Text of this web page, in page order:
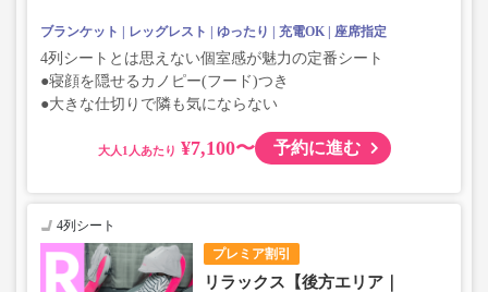
ブランケット レッグレスト ゆったり 充電OK 座席指定
4列シートとは思えない個室感が魅力の定番シート
●寝顔を隠せるカノピー(フード)つき
●大きな仕切りで隣も気にならない
大人 ¥7,100〜 予約に進む
プレミア割引
4列シート
リラックス【後方エリア｜